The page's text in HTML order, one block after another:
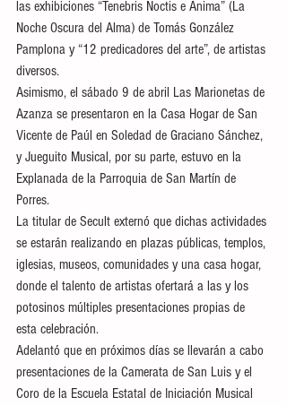
las exhibiciones “Tenebris Noctis e Anima” (La
Noche Oscura del Alma) de Tomás González
Pamplona y “12 predicadores del arte”, de artistas
diversos.
Asimismo, el sábado 9 de abril Las Marionetas de
Azanza se presentaron en la Casa Hogar de San
Vicente de Paúl en Soledad de Graciano Sánchez,
y Jueguito Musical, por su parte, estuvo en la
Explanada de la Parroquia de San Martín de
Porres.
La titular de Secult externó que dichas actividades
se estarán realizando en plazas públicas, templos,
iglesias, museos, comunidades y una casa hogar,
donde el talento de artistas ofertará a las y los
potosinos múltiples presentaciones propias de
esta celebración.
Adelantó que en próximos días se llevarán a cabo
presentaciones de la Camerata de San Luis y el
Coro de la Escuela Estatal de Iniciación Musical